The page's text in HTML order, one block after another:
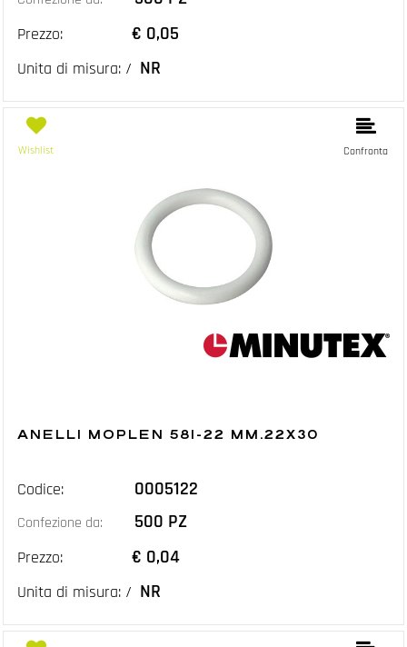
Prezzo: € 0,05
Unita di misura: / NR
Wishlist Confronta
ANELLI MOPLEN 581-22 MM.22X30
Codice: 0005122
Confezione da: 500 PZ
Prezzo: € 0,04
Unita di misura: / NR